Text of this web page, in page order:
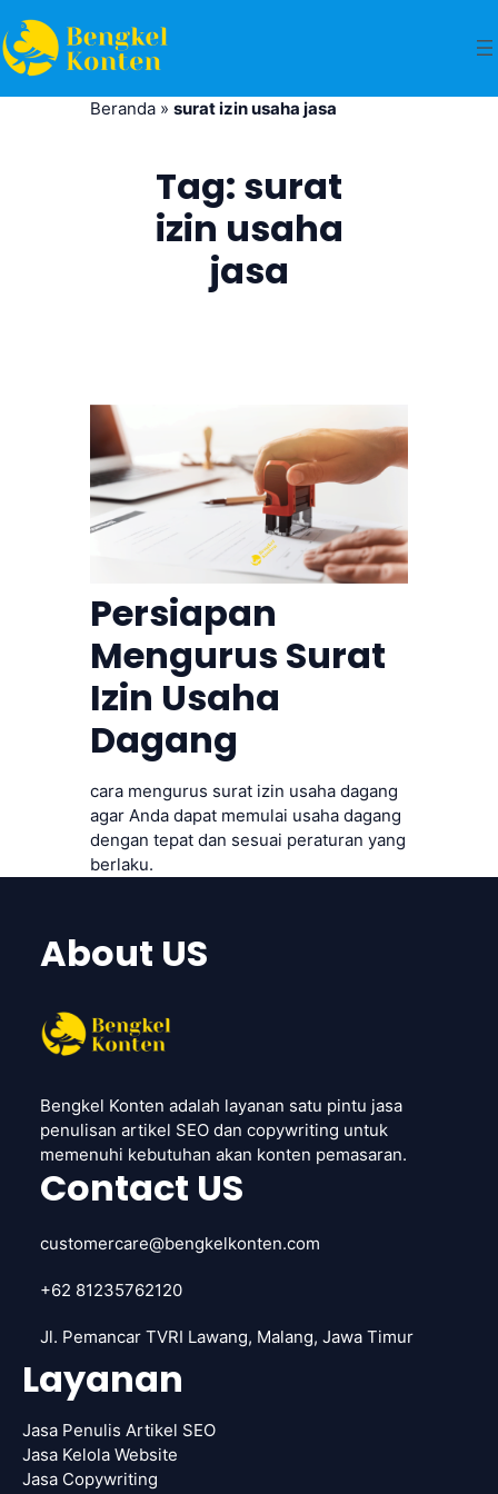
Beranda» surat izin usaha jasa
Tag: surat
izin usaha
jasa
Persiapan
Mengurus Surat
Izin Usaha
Dagang
cara mengurus surat izin usaha dagang
agar Anda dapat memulai usaha dagang
dengan tepat dan sesuai peraturan yang
berlaku.
About US
Bengkel Konten adalah layanan satu pintu jasa
penulisan artikel SEO dan copywriting untuk
memenuhi kebutuhan akan konten pemasaran.
Contact US
customercare@bengkelkonten.com
+62 81235762120
Jl. Pemancar TVRI Lawang, Malang, Jawa Timur
Layanan
Jasa Penulis Artikel SEO
Jasa Kelola Website
Jasa Copywriting